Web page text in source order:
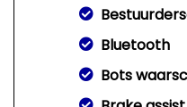
Bluetooth
Bots